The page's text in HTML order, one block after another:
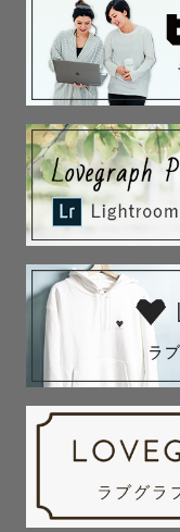
たけに撮影された経
①②両方の条件に当
「公式LINE」にて
をお送りください。
ただし、ご依頼時か
お写真確認後に非公
い。
▫️日程について▫️
×の日程も対応でき
お申し込み前に「
▫️フォトグラファー